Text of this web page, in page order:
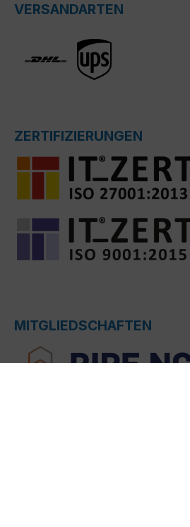
VERSANDARTEN
ZERTIFIZIERUNGEN
MITGLIEDSCHAFTEN